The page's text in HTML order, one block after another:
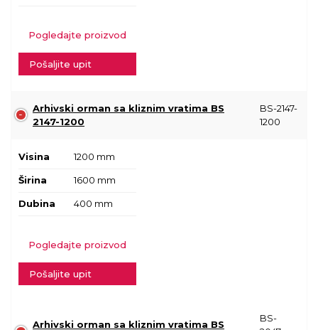
Pogledajte proizvod
Pošaljite upit
Arhivski orman sa kliznim vratima BS
2147-1200
BS-2147-
1200
Visina 1200 mm
Širina 1600 mm
Dubina 400 mm
Pogledajte proizvod
Pošaljite upit
Arhivski orman sa kliznim vratima BS
BS-